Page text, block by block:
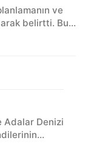
ve
belirtti. Bu
Adalar Denizi